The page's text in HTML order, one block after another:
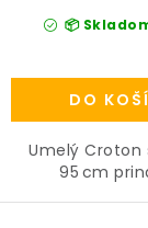
📦
DO
Umelý Croton
95 cm